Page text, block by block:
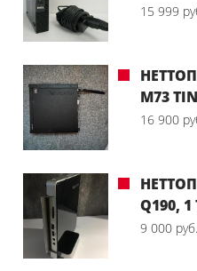
15 999
НЕТТОП
М73
16 900
НЕТТОП
Q190, 1
9 000 руб.